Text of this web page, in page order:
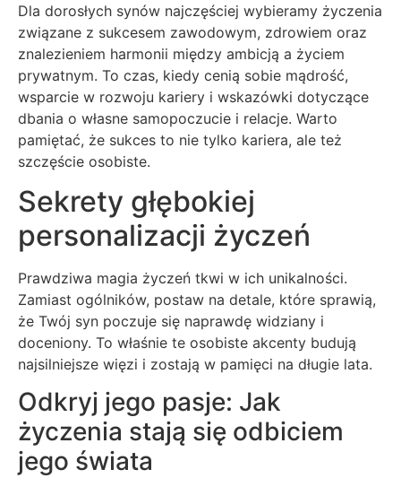
Dla dorosłych synów najczęściej wybieramy życzenia
związane z sukcesem zawodowym, zdrowiem oraz
znalezieniem harmonii między ambicją a życiem
prywatnym. To czas, kiedy cenią sobie mądrość,
wsparcie w rozwoju kariery i wskazówki dotyczące
dbania o własne samopoczucie i relacje. Warto
pamiętać, że sukces to nie tylko kariera, ale też
szczęście osobiste.
Sekrety głębokiej
personalizacji życzeń
Prawdziwa magia życzeń tkwi w ich unikalności.
Zamiast ogólników, postaw na detale, które sprawią,
że Twój syn poczuje się naprawdę widziany i
doceniony. To właśnie te osobiste akcenty budują
najsilniejsze więzi i zostają w pamięci na długie lata.
Odkryj jego pasje: Jak
życzenia stają się odbiciem
jego świata